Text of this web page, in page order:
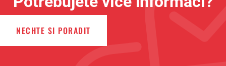
NECHTE SI PORADIT